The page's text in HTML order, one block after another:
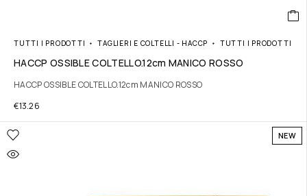
TUTTI I PRODOTTI TAGLIERI E COLTELLI - HACCP TUTTI I PRODOTTI
HACCP OSSIBLE COLTELLO.12cm MANICO ROSSO
HACCP OSSIBLE COLTELLO.12cm MANICO ROSSO
€13.26
NEW